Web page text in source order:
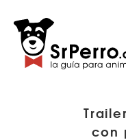
con